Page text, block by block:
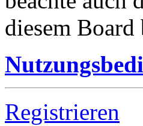
diesem Board
Registrieren